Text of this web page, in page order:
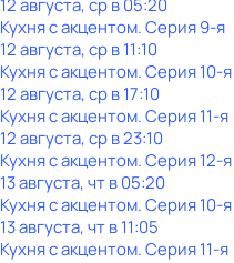
12 августа, ср в 05:20
Кухня с акцентом. Серия 9-я
12 августа, ср в 11:10
Кухня с акцентом. Серия 10-я
12 августа, ср в 17:10
Кухня с акцентом. Серия 11-я
12 августа, ср в 23:10
Кухня с акцентом. Серия 12-я
13 августа, чт в 05:20
Кухня с акцентом. Серия 10-я
13 августа, чт в 11:05
Кухня с акцентом. Серия 11-я